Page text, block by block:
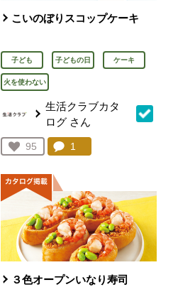
こいのぼりスコップケーキ
子ども 子どもの日 ケーキ
火を使わない
生活クラブカタ
ログ さん
お気に入り登録：
95
人が登録
コメント：
1
３色オープンいなり寿司